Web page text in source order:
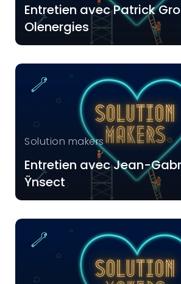
Entretien avec Patrick
Olenergies
Solution makers
Entretien avec Jean-
Ÿnsect